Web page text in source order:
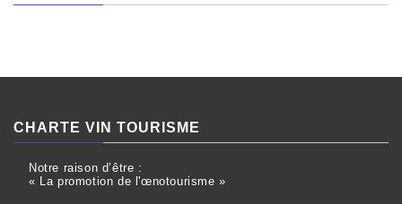
CHARTE VIN TOURISME
Notre raison d’être :
« La promotion de l'œnotourisme »